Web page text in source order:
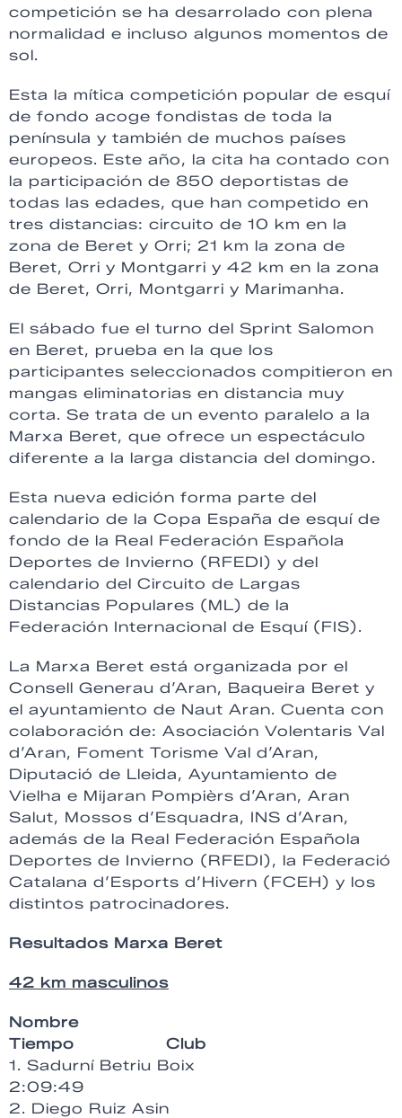
competición se ha desarrolado con plena
normalidad e incluso algunos momentos de
sol.
Esta la mítica competición popular de esquí
de fondo acoge fondistas de toda la
península y también de muchos países
europeos. Este año, la cita ha contado con
la participación de 850 deportistas de
todas las edades, que han competido en
tres distancias: circuito de 10 km en la
zona de Beret y Orri; 21 km la zona de
Beret, Orri y Montgarri y 42 km en la zona
de Beret, Orri, Montgarri y Marimanha.
El sábado fue el turno del Sprint Salomon
en Beret, prueba en la que los
participantes seleccionados compitieron en
mangas eliminatorias en distancia muy
corta. Se trata de un evento paralelo a la
Marxa Beret, que ofrece un espectáculo
diferente a la larga distancia del domingo.
Esta nueva edición forma parte del
calendario de la Copa España de esquí de
fondo de la Real Federación Española
Deportes de Invierno (RFEDI) y del
calendario del Circuito de Largas
Distancias Populares (ML) de la
Federación Internacional de Esquí (FIS).
La Marxa Beret está organizada por el
Consell Generau d’Aran, Baqueira Beret y
el ayuntamiento de Naut Aran. Cuenta con
colaboración de: Asociación Volentaris Val
d’Aran, Foment Torisme Val d’Aran,
Diputació de Lleida, Ayuntamiento de
Vielha e Mijaran Pompièrs d’Aran, Aran
Salut, Mossos d’Esquadra, INS d’Aran,
además de la Real Federación Española
Deportes de Invierno (RFEDI), la Federació
Catalana d’Esports d’Hivern (FCEH) y los
distintos patrocinadores.
Resultados Marxa Beret
42 km masculinos
Nombre
Tiempo Club
1. Sadurní Betriu Boix
2:09:49
2. Diego Ruiz Asin